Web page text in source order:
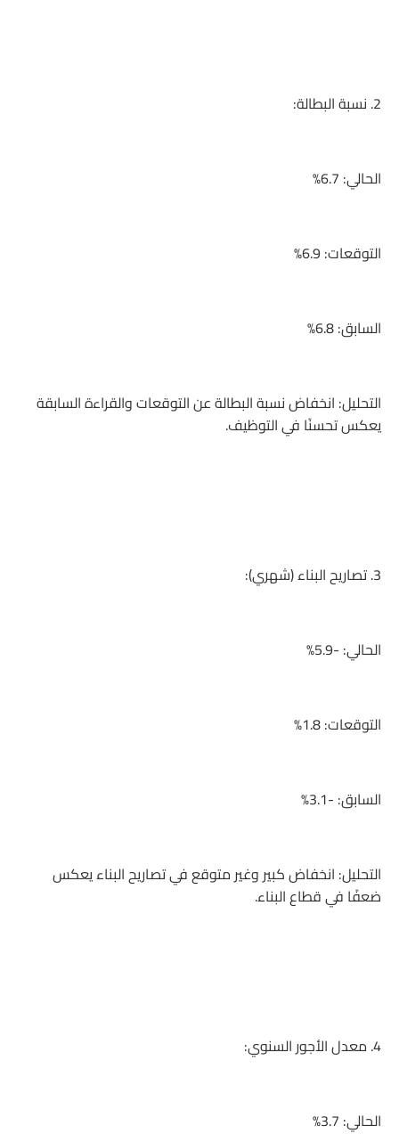
2. نسبة البطالة:
الحالي: 6.7%
التوقعات: 6.9%
السابق: 6.8%
التحليل: انخفاض نسبة البطالة عن التوقعات والقراءة السابقة
يعكس تحسنًا في التوظيف.
3. تصاريح البناء (شهري):
الحالي: -5.9%
التوقعات: 1.8%
السابق: -3.1%
التحليل: انخفاض كبير وغير متوقع في تصاريح البناء يعكس
ضعفًا في قطاع البناء.
4. معدل الأجور السنوي:
الحالي: 3.7%